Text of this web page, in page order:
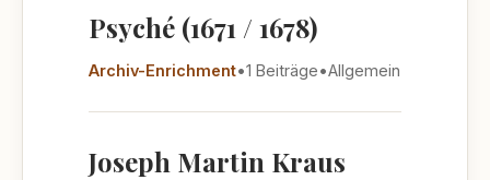
Psyché (1671 / 1678)
Archiv-Enrichment•1 Beiträge•Allgemein
Joseph Martin Kraus